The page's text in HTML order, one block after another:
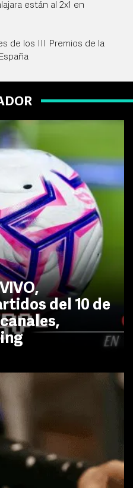
están al 2x1 en
de los III Premios de la
del 10 de